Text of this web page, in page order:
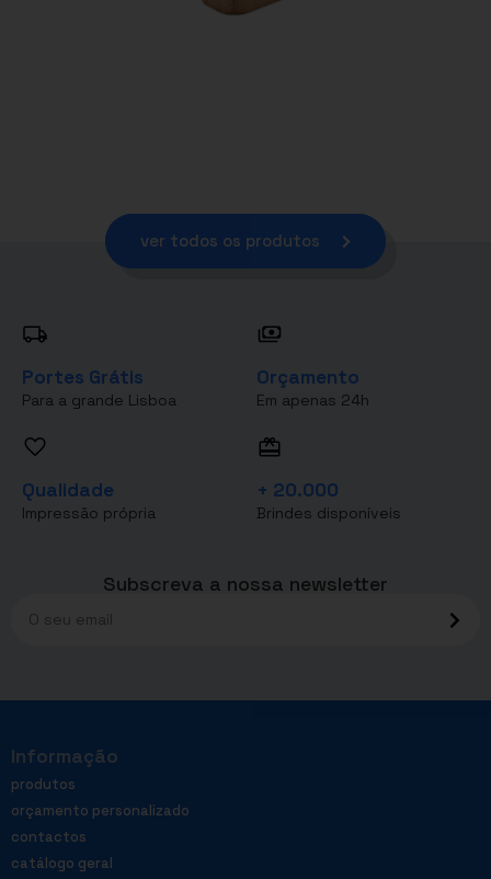
ver todos os produtos
Portes Grátis
Para a grande Lisboa
Orçamento
Em apenas 24h
Qualidade
Impressão própria
+ 20.000
Brindes disponíveis
Subscreva a nossa newsletter
Informação
produtos
orçamento personalizado
contactos
catálogo geral